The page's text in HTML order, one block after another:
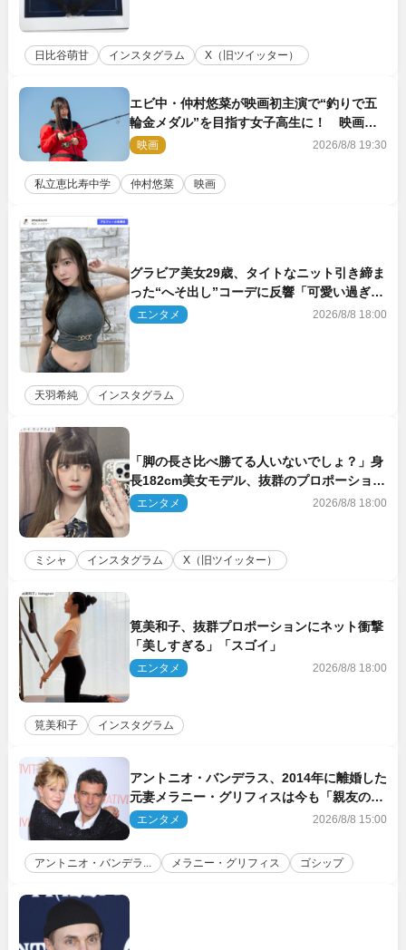
日比谷萌甘 インスタグラム X（旧ツイッター）
エビ中・仲村悠菜が映画初主演で“釣りで五
輪金メダル”を目指す女子高生に！ 映画
『つりこまち』今秋公開
映画 2026/8/8 19:30
私立恵比寿中学 仲村悠菜 映画
グラビア美女29歳、タイトなニット引き締ま
った“へそ出し”コーデに反響「可愛い過ぎ
る」
エンタメ 2026/8/8 18:00
天羽希純 インスタグラム
「脚の長さ比べ勝てる人いないでしょ？」身
長182cm美女モデル、抜群のプロポーション
にネット衝撃
エンタメ 2026/8/8 18:00
ミシャ インスタグラム X（旧ツイッター）
筧美和子、抜群プロポーションにネット衝撃
「美しすぎる」「スゴイ」
エンタメ 2026/8/8 18:00
筧美和子 インスタグラム
アントニオ・バンデラス、2014年に離婚した
元妻メラニー・グリフィスは今も「親友の一
人」
エンタメ 2026/8/8 15:00
アントニオ・バンデラ... メラニー・グリフィス ゴシップ